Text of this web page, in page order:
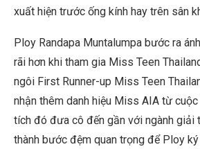
xuất hiện trước ống kính hay trên sân
Ploy Randapa Muntalumpa bước ra
rãi hơn khi tham gia Miss Teen
ngôi First Runner-up Miss Teen
nhận thêm danh hiệu Miss AIA từ cuộc
tích đó đưa cô đến gần với ngành giải
thành bước đệm quan trọng để Ploy